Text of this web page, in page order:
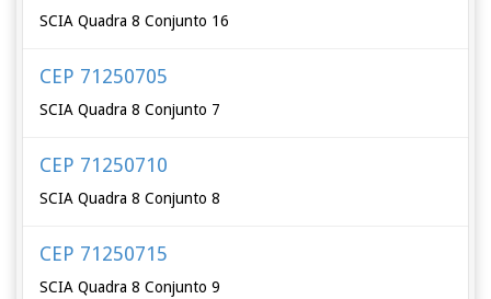
SCIA Quadra 8 Conjunto 16
CEP 71250705
SCIA Quadra 8 Conjunto 7
CEP 71250710
SCIA Quadra 8 Conjunto 8
CEP 71250715
SCIA Quadra 8 Conjunto 9